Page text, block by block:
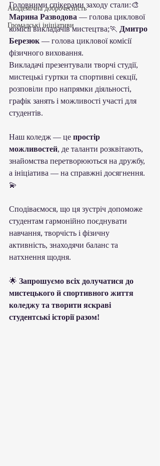
Академічна доброчесність
Громадські ініціативи
Головними спікерами заходу стали:🎨
Марина Разводова — голова циклової
комісії викладачів мистецтва;🏃 Дмитро
Березюк — голова циклової комісії
фізичного виховання.
Викладачі презентували творчі студії,
мистецькі гуртки та спортивні секції,
розповіли про напрямки діяльності,
графік занять і можливості участі для
студентів.
Наш коледж — це простір
можливостей, де таланти розквітають,
знайомства перетворюються на дружбу,
а ініціатива — на справжні досягнення.
💫
Сподіваємося, що ця зустріч допоможе
студентам гармонійно поєднувати
навчання, творчість і фізичну
активність, знаходячи баланс та
натхнення щодня.
🌟 Запрошуємо всіх долучатися до
мистецького й спортивного життя
коледжу та творити яскраві
студентські історії разом!